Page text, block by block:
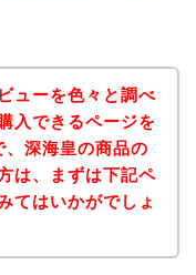
ューを色々と調べ
入できるページを
深海皇の商品の
は、まずは下記ペ
てはいかがでしょ